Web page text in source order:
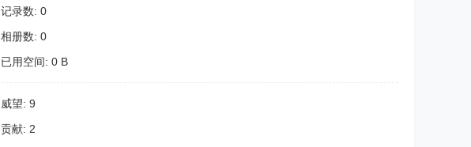
记录数: 0
相册数: 0
已用空间: 0 B
威望: 9
贡献: 2